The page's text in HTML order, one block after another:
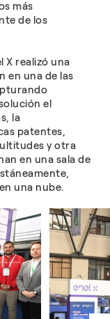
más
de los
X realizó una
en una de las
el
la
patentes,
y otra
en una sala de
una nube.